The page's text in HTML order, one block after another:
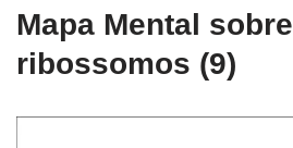
Mapa Mental sobre
ribossomos (9)